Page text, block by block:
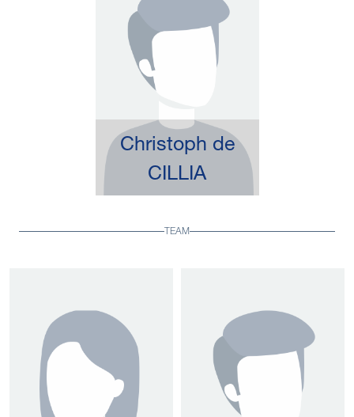
Christoph de
CILLIA
TEAM